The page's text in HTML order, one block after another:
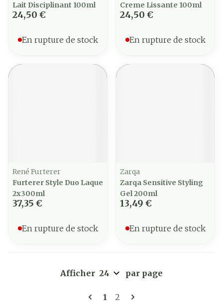
Lait Disciplinant 100ml
24,50 €
En rupture de stock
Creme Lissante 100ml
24,50 €
En rupture de stock
René Furterer
Furterer Style Duo Laque
2x300ml
37,35 €
En rupture de stock
Zarqa
Zarqa Sensitive Styling
Gel 200ml
13,49 €
En rupture de stock
Pages
Vous lisez actuellement la
1 Page
2
Afficher par page